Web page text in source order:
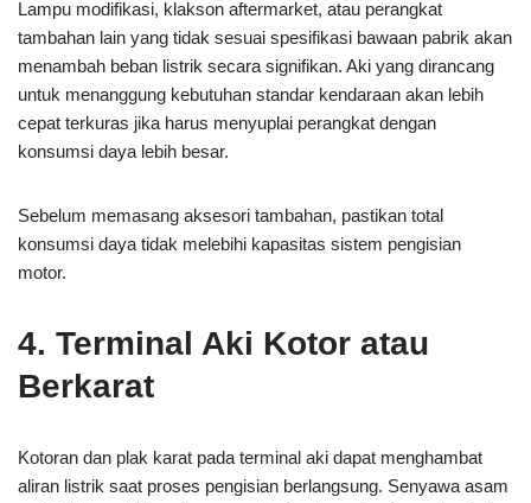
Lampu modifikasi, klakson aftermarket, atau perangkat
tambahan lain yang tidak sesuai spesifikasi bawaan pabrik akan
menambah beban listrik secara signifikan. Aki yang dirancang
untuk menanggung kebutuhan standar kendaraan akan lebih
cepat terkuras jika harus menyuplai perangkat dengan
konsumsi daya lebih besar.
Sebelum memasang aksesori tambahan, pastikan total
konsumsi daya tidak melebihi kapasitas sistem pengisian
motor.
4. Terminal Aki Kotor atau
Berkarat
Kotoran dan plak karat pada terminal aki dapat menghambat
aliran listrik saat proses pengisian berlangsung. Senyawa asam